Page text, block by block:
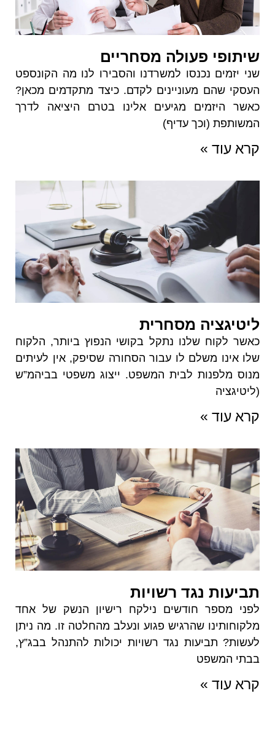
שיתופי פעולה מסחריים
שני יזמים נכנסו למשרדנו והסבירו לנו מה הקונספט
העסקי שהם מעוניינים לקדם. כיצד מתקדמים מכאן?
כאשר היזמים מגיעים אלינו בטרם היציאה לדרך
המשותפת (וכך עדיף)
קרא עוד »
ליטיגציה מסחרית
כאשר לקוח שלנו נתקל בקושי הנפוץ ביותר, הלקוח
שלו אינו משלם לו עבור הסחורה שסיפק, אין לעיתים
מנוס מלפנות לבית המשפט. ייצוג משפטי בביהמ”ש
(ליטיגציה
קרא עוד »
תביעות נגד רשויות
לפני מספר חודשים נילקח רישיון הנשק של אחד
מלקוחותינו שהרגיש פגוע ונעלב מהחלטה זו. מה ניתן
לעשות? תביעות נגד רשויות יכולות להתנהל בבג”ץ,
בבתי המשפט
קרא עוד »